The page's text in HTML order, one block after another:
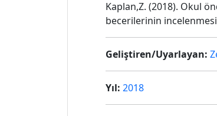
Kaplan,Z. (2018). Okul
becerilerinin
Geliştiren/Uyarlayan:
Yıl: 2018